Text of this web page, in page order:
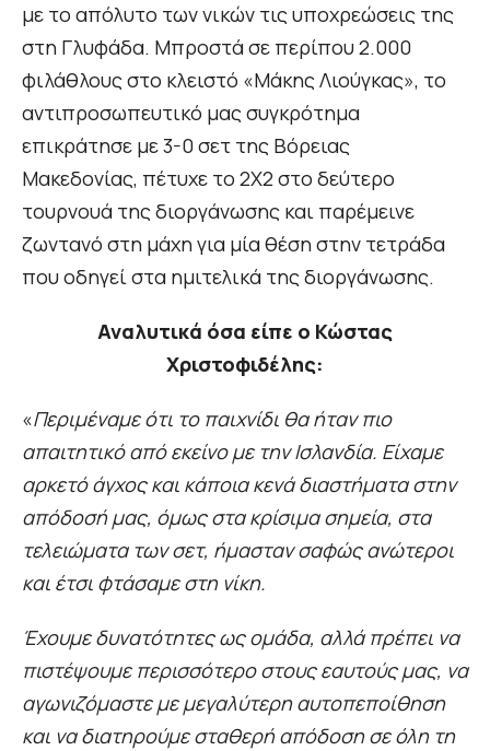
με το απόλυτο των νικών τις υποχρεώσεις της
στη Γλυφάδα. Μπροστά σε περίπου 2.000
φιλάθλους στο κλειστό «Μάκης Λιούγκας», το
αντιπροσωπευτικό μας συγκρότημα
επικράτησε με 3-0 σετ της Βόρειας
Μακεδονίας, πέτυχε το 2Χ2 στο δεύτερο
τουρνουά της διοργάνωσης και παρέμεινε
ζωντανό στη μάχη για μία θέση στην τετράδα
που οδηγεί στα ημιτελικά της διοργάνωσης.
Αναλυτικά όσα είπε ο Κώστας
Χριστοφιδέλης:
«Περιμέναμε ότι το παιχνίδι θα ήταν πιο
απαιτητικό από εκείνο με την Ισλανδία. Είχαμε
αρκετό άγχος και κάποια κενά διαστήματα στην
απόδοσή μας, όμως στα κρίσιμα σημεία, στα
τελειώματα των σετ, ήμασταν σαφώς ανώτεροι
και έτσι φτάσαμε στη νίκη.
Έχουμε δυνατότητες ως ομάδα, αλλά πρέπει να
πιστέψουμε περισσότερο στους εαυτούς μας, να
αγωνιζόμαστε με μεγαλύτερη αυτοπεποίθηση
και να διατηρούμε σταθερή απόδοση σε όλη τη